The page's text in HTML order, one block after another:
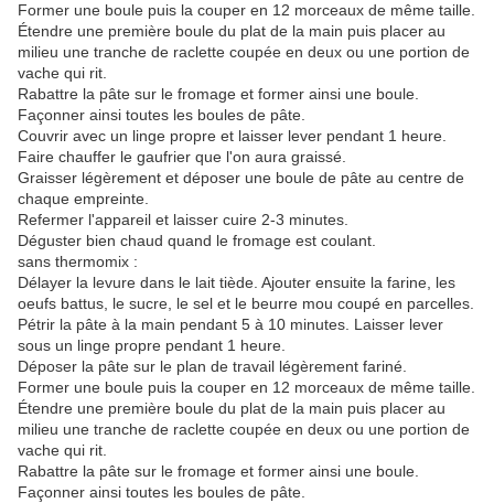
Former une boule puis la couper en 12 morceaux de même taille.
Étendre une première boule du plat de la main puis placer au
milieu une tranche de raclette coupée en deux ou une portion de
vache qui rit.
Rabattre la pâte sur le fromage et former ainsi une boule.
Façonner ainsi toutes les boules de pâte.
Couvrir avec un linge propre et laisser lever pendant 1 heure.
Faire chauffer le gaufrier que l'on aura graissé.
Graisser légèrement et déposer une boule de pâte au centre de
chaque empreinte.
Refermer l'appareil et laisser cuire 2-3 minutes.
Déguster bien chaud quand le fromage est coulant.
sans thermomix :
Délayer la levure dans le lait tiède. Ajouter ensuite la farine, les
oeufs battus, le sucre, le sel et le beurre mou coupé en parcelles.
Pétrir la pâte à la main pendant 5 à 10 minutes. Laisser lever
sous un linge propre pendant 1 heure.
Déposer la pâte sur le plan de travail légèrement fariné.
Former une boule puis la couper en 12 morceaux de même taille.
Étendre une première boule du plat de la main puis placer au
milieu une tranche de raclette coupée en deux ou une portion de
vache qui rit.
Rabattre la pâte sur le fromage et former ainsi une boule.
Façonner ainsi toutes les boules de pâte.